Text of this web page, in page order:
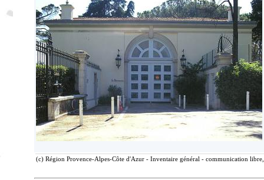
(c) Région Provence-Alpes-Côte d'Azur - Inventaire général - communication